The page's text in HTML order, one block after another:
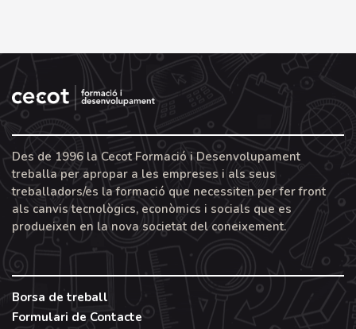
Des de 1996 la Cecot Formació i Desenvolupament
treballa per apropar a les empreses i als seus
treballadors/es la formació que necessiten per fer front
als canvis tecnològics, econòmics i socials que es
produeixen en la nova societat del coneixement.
Borsa de treball
Formulari de Contacte